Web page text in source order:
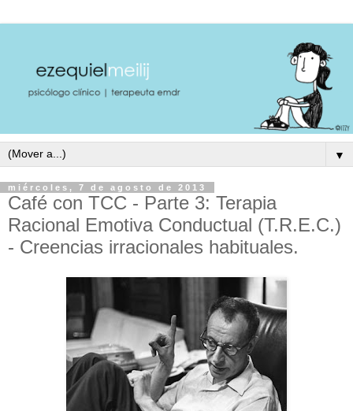
▼
miércoles, 7 de agosto de 2013
Café con TCC - Parte 3: Terapia
Racional Emotiva Conductual (T.R.E.C.)
- Creencias irracionales habituales.